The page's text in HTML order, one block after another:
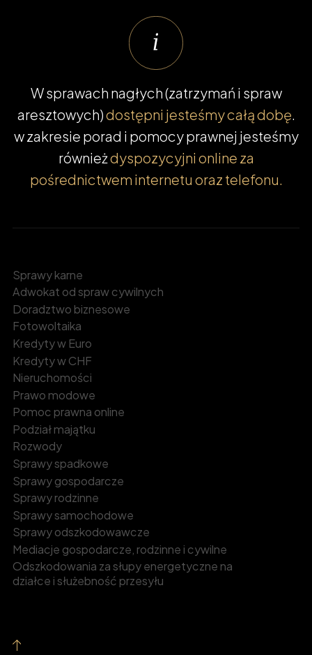
W sprawach nagłych (zatrzymań i spraw
aresztowych)dostępni jesteśmy całą dobę
w zakresie porad i pomocy prawnej jesteśmy
równieżdyspozycyjni online za
pośrednictwem internetu oraz telefonu.
Sprawy karne
Adwokat od spraw cywilnych
Doradztwo biznesowe
Fotowoltaika
Kredyty w Euro
Kredyty w CHF
Nieruchomości
Prawo modowe
Pomoc prawna online
Podział majątku
Rozwody
Sprawy spadkowe
Sprawy gospodarcze
Sprawy rodzinne
Sprawy samochodowe
Sprawy odszkodowawcze
Mediacje gospodarcze, rodzinne i cywilne
Odszkodowania za słupy energetyczne na
działce i służebność przesyłu